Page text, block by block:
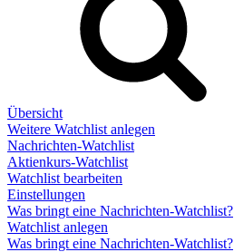
Übersicht
Weitere Watchlist anlegen
Nachrichten-Watchlist
Aktienkurs-Watchlist
Watchlist bearbeiten
Einstellungen
Was bringt eine Nachrichten-Watchlist?
Watchlist anlegen
Was bringt eine Nachrichten-Watchlist?